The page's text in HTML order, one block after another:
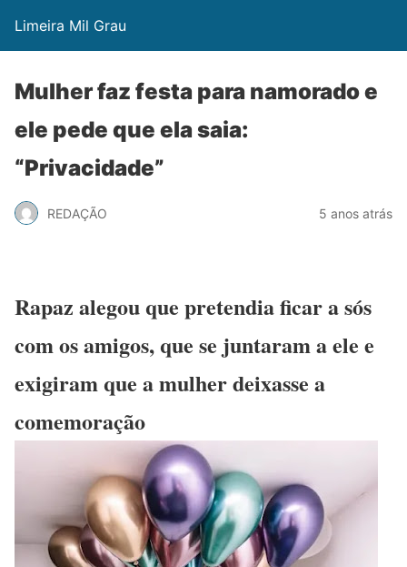
Limeira Mil Grau
Mulher faz festa para namorado e
ele pede que ela saia:
“Privacidade”
REDAÇÃO 5 anos atrás
Rapaz alegou que pretendia ficar a sós
com os amigos, que se juntaram a ele e
exigiram que a mulher deixasse a
comemoração